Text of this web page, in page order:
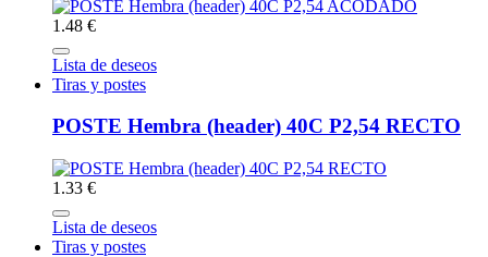
1.48 €
Lista de deseos
Tiras y postes
POSTE Hembra (header) 40C P2,54 RECTO
1.33 €
Lista de deseos
Tiras y postes